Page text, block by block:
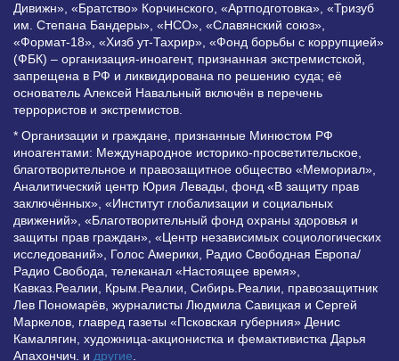
Дивижн», «Братство» Корчинского, «Артподготовка», «Тризуб
им. Степана Бандеры», «НСО», «Славянский союз»,
«Формат-18», «Хизб ут-Тахрир», «Фонд борьбы с коррупцией»
(ФБК) – организация-иноагент, признанная экстремистской,
запрещена в РФ и ликвидирована по решению суда; её
основатель Алексей Навальный включён в перечень
террористов и экстремистов.
* Организации и граждане, признанные Минюстом РФ
иноагентами: Международное историко-просветительское,
благотворительное и правозащитное общество «Мемориал»,
Аналитический центр Юрия Левады, фонд «В защиту прав
заключённых», «Институт глобализации и социальных
движений», «Благотворительный фонд охраны здоровья и
защиты прав граждан», «Центр независимых социологических
исследований», Голос Америки, Радио Свободная Европа/
Радио Свобода, телеканал «Настоящее время»,
Кавказ.Реалии, Крым.Реалии, Сибирь.Реалии, правозащитник
Лев Пономарёв, журналисты Людмила Савицкая и Сергей
Маркелов, главред газеты «Псковская губерния» Денис
Камалягин, художница-акционистка и фемактивистка Дарья
Апахончич. и другие.